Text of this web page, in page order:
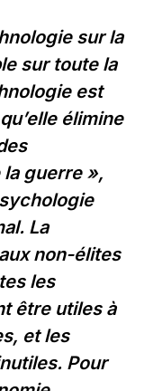
sur la
sur toute la
est
élimine
guerre »,
La
non-élites
les
être utiles à
et les
Pour